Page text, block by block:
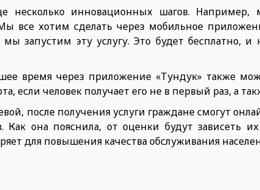
несколько инновационных шагов.
все хотим сделать через мобильное
запустим эту услугу. Это будет бесплатно,
время через приложение «Тундук» также
если человек получает его не в первый раз, а
после получения услуги граждане смогут
она пояснила, от оценки будут зависеть
для повышения качества обслуживания